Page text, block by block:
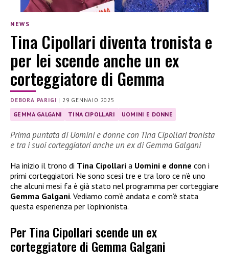
NEWS
Tina Cipollari diventa tronista e
per lei scende anche un ex
corteggiatore di Gemma
DEBORA PARIGI | 29 GENNAIO 2025
GEMMA GALGANI TINA CIPOLLARI UOMINI E DONNE
Prima puntata di Uomini e donne con Tina Cipollari tronista
e tra i suoi corteggiatori anche un ex di Gemma Galgani
Ha inizio il trono di Tina Cipollari a Uomini e donne con i
primi corteggiatori. Ne sono scesi tre e tra loro ce n’è uno
che alcuni mesi fa è già stato nel programma per corteggiare
Gemma Galgani. Vediamo com’è andata e com’è stata
questa esperienza per l’opinionista.
Per Tina Cipollari scende un ex
corteggiatore di Gemma Galgani